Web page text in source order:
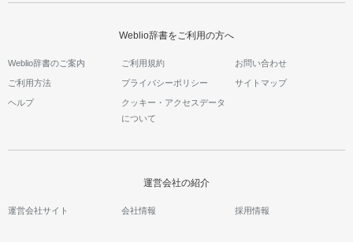
Weblio辞書をご利用の方へ
Weblio辞書のご案内 ご利用規約 お問い合わせ
ご利用方法 プライバシーポリシー サイトマップ
ヘルプ
クッキー・アクセスデータ
について
運営会社の紹介
運営会社サイト 会社情報 採用情報